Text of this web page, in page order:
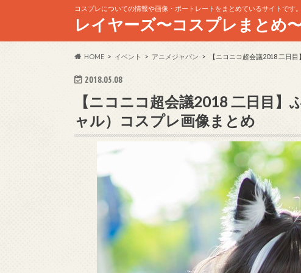
コスプレについての情報や画像・ポートレートをまとめているサイトです。
レイヤーズ〜コスプレまとめ
HOME イベント アニメジャパン 【ニコニコ超会議2018 二日
2018.05.08
【ニコニコ超会議2018 二日目
ャル）コスプレ画像まとめ